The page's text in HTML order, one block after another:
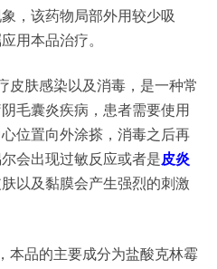
，该药物局部外用较少吸
用本品治疗。
肤感染以及消毒，是一种常
毛囊炎疾病，患者需要使用
位置向外涂搽，消毒之后再
会出现过敏反应或者是皮炎
以及黏膜会产生强烈的刺激
品的主要成分为盐酸克林霉